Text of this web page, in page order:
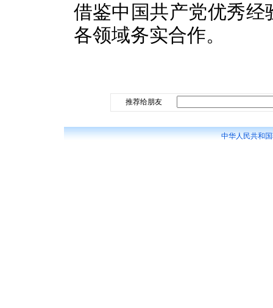
借鉴中国共产党优秀
各领域务实合作。
推荐给朋友
中华人民共和